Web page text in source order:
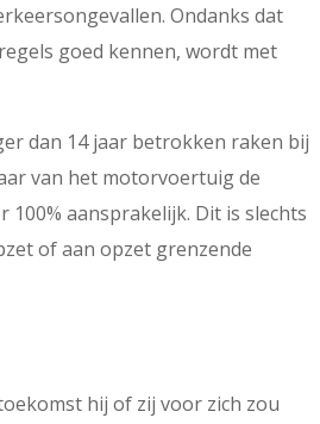
Ondanks dat
goed kennen, wordt met
dan 14 jaar betrokken raken bij
van het motorvoertuig de
aansprakelijk. Dit is slechts
of aan opzet grenzende
hij of zij voor zich zou